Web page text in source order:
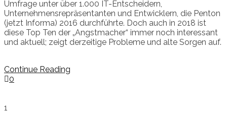
Umfrage unter über 1.000 IT-Entscheidern,
Unternehmensrepräsentanten und Entwicklern, die Penton
(jetzt Informa) 2016 durchführte. Doch auch in 2018 ist
diese Top Ten der „Angstmacher“ immer noch interessant
und aktuell; zeigt derzeitige Probleme und alte Sorgen auf.
Continue Reading
0
1